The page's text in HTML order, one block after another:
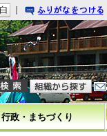
｜
りがなをつける
行政・まちづくり